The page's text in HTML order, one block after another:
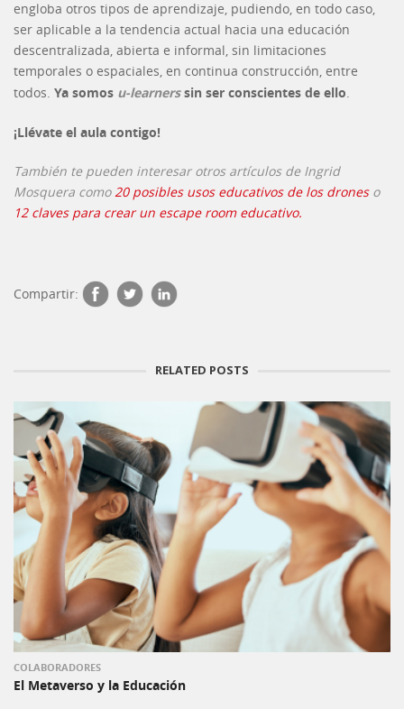
engloba otros tipos de aprendizaje, pudiendo, en todo caso,
ser aplicable a la tendencia actual hacia una educación
descentralizada, abierta e informal, sin limitaciones
temporales o espaciales, en continua construcción, entre
todos. Ya somos u-learnerssin ser conscientes de ello.
¡Llévate el aula contigo!
También te pueden interesar otros artículos de Ingrid
Mosquera como20 posibles usos educativos de los droneso
12 claves para crear un escape room educativo.
Compartir:
RELATED POSTS
COLABORADORES
El Metaverso y la Educación